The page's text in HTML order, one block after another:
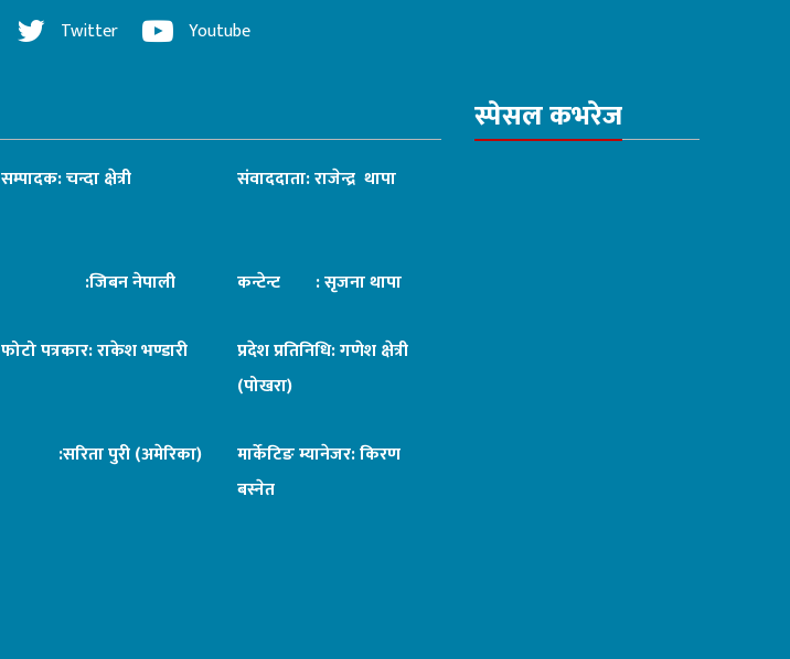
Twitter Youtube
सम्पादक: चन्दा क्षेत्री संवाददाता: राजेन्द्र थापा
:जिबन नेपाली कन्टेन्ट : सृजना थापा
फोटो पत्रकार: राकेश भण्डारी
प्रदेश प्रतिनिधि: गणेश क्षेत्री
(पोखरा)
:सरिता पुरी (अमेरिका)
मार्केटिङ म्यानेजर: किरण
बस्नेत
स्पेसल कभरेज